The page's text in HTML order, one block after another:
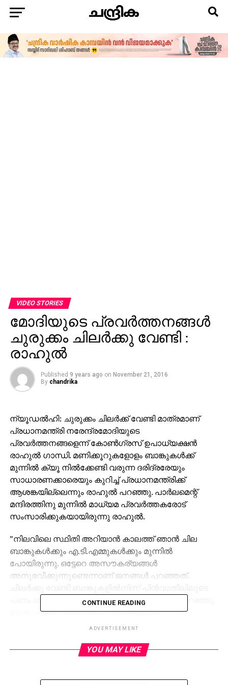
VIDEO STORIES
മോദിയുടെ പ്രവര്‍ത്തനങ്ങള്‍
ചുരുക്കം ചിലര്‍ക്കു വേണ്ടി :
രാഹുല്‍
Published 9 years ago on November 21, 2016
By chandrika
ന്യൂഡല്‍ഹി: ചുരുക്കം ചിലര്‍ക്ക് വേണ്ടി മാത്രമാണ്
പ്രധാനമന്ത്രി നരേന്ദ്രമോദിയുടെ
പ്രവര്‍ത്തനങ്ങളെന്ന് കോണ്‍ഗ്രസ് ഉപാധ്യക്ഷന്‍
രാഹുല്‍ ഗാന്ധി. മണിക്കൂറുകളോളം ബാങ്കുകള്‍ക്ക്
മുന്നില്‍ ക്യൂ നില്‍ക്കേണ്ടി വരുന്ന ദരിദ്രരേയും
സാധാരണക്കാരെയും കുറിച്ച് പ്രധാനമന്ത്രിക്ക്
ആശങ്കയില്ലെന്നും രാഹുല്‍ പറഞ്ഞു. പാര്‍ലമെന്റ്
മന്ദിരത്തിനു മുന്നില്‍ മാധ്യമ പ്രവര്‍ത്തകരോട്
സംസാരിക്കുകയായിരുന്നു രാഹുല്‍.
”നിലവിലെ സ്ഥിതി അറിയാന്‍ കാലത്ത് ഞാന്‍ ചില
ബാങ്കുകള്‍ക്കും എ.ടി.എമ്മുകള്‍ക്കും മുന്നില്‍
പോയിരുന്നു. ഒട്ടേറെ അസൗകര്യങ്ങള്‍
അനുഭവിക്കുന്നുണ്ടെന്നാണ് ജനങ്ങള്‍ പറഞ്ഞത്.
പണം ഒഴുകുന്നുണ്ടെന്ന് വരിനിന്നവര്‍ തന്നോട് പറഞ്ഞു.
ബാങ്കുകളില്‍ വലിയ തുക നിക്ഷേപമുള്ള
പണക്കാര്‍ക്കാണ് ഇത്തരത്തില്‍ പിന്‍വാതിലിലൂടെ പണം
സാധാരണ ജനങ്ങളുടെ നിയന്ത്രണം നഷ്ടപ്പെടാന്‍ ഇത്
CONTINUE READING
ADVERTISEMENT
YOU MAY LIKE